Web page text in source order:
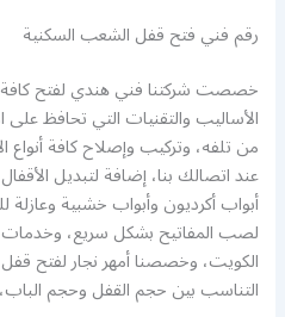
رقم فني فتح قفل الشعب السكنية
خصصت شركتنا فني هندي لفتح كافة
الأساليب والتقنيات التي تحافظ
من تلفه، وتركيب وإصلاح كافة
عند اتصالك بنا، إضافة لتبديل
أبواب أكرديون وأبواب خشبية
لصب المفاتيح بشكل سريع،
الكويت، وخصصنا أمهر نجار لفتح
التناسب بين حجم القفل وحجم الباب،